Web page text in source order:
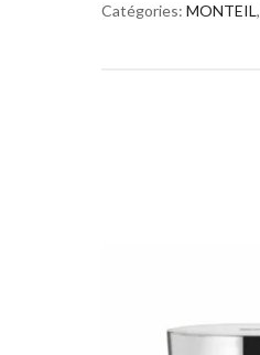
Catégories: MONTEIL,